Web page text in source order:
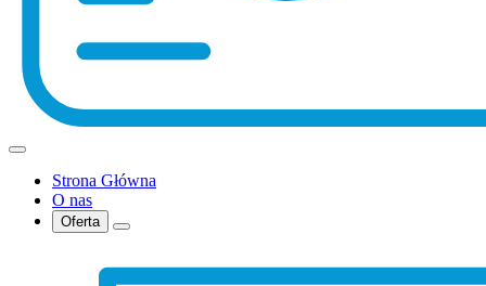
Strona Główna
O nas
Oferta